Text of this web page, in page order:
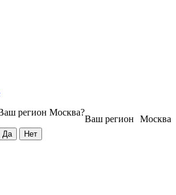
Москва
Ваш регион
регион Москва?